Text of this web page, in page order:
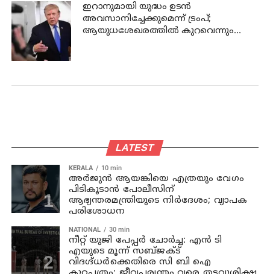
ഇറാനുമായി യുദ്ധം ഉടൻ
അവസാനിച്ചേക്കുമെന്ന് ട്രംപ്;
ആയുധശേഖരത്തിൽ കുറവെന്നും
LATEST
KERALA 10 min
അര്‍ജുന്‍ ആയങ്കിയെ എത്രയും വേഗം
പിടികൂടാന്‍ പോലീസിന്
ആഭ്യന്തരമന്ത്രിയുടെ നിര്‍ദേശം; വ്യാപക
പരിശോധന
NATIONAL 30 min
നീറ്റ് യുജി പേപ്പർ ചോർച്ച: എൻ ടി
എയുടെ മൂന്ന് സബ്ജക്ട്
വിദഗ്ദ്ധർക്കെതിരെ സി ബി ഐ